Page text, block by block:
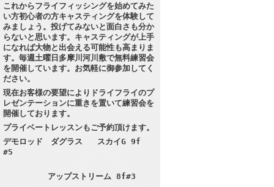
これからフライフィッシングを始めてみた
い方初心者の方キャスティングを体験して
みましょう。投げてみないと面白さも分か
らないと思います。キャスティングが上手
になれば大物と出会える可能性も高まりま
す。毎週土曜日多摩川河川敷で無料練習会
を開催しています。お気軽に御参加してく
ださい。
現在お客様の要望によりドライフライのプ
レゼンテーションに重きを置いて練習会を
開催しております。
プライベートレッスンもご予約頂けます。
デモロッド ダグラス スカイG 9f
#5
アップストリーム 8f#3